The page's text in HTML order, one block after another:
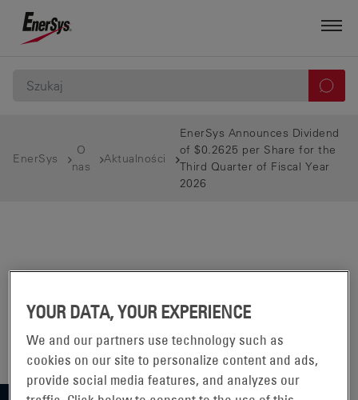
EnerSys
O
nas
Aktualności
EnerSys Announces Dividend
of $0.2625 per Share for the
Third Quarter of Fiscal Year
2026
YOUR DATA, YOUR EXPERIENCE
We and our partners use technology such as
cookies on our site to personalize content and ads,
provide social media features, and analyzes our